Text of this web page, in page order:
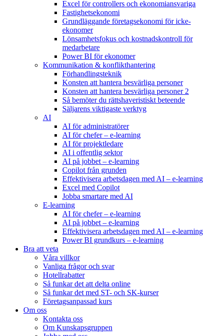
Excel för controllers och ekonomiansvariga
Fastighetsekonomi
Grundläggande företagsekonomi för icke-
ekonomer
Lönsamhetsfokus och kostnadskontroll för
medarbetare
Power BI för ekonomer
Kommunikation & konflikthantering
Förhandlingsteknik
Konsten att hantera besvärliga personer
Konsten att hantera besvärliga personer 2
Så bemöter du rättshaveristiskt beteende
Säljarens viktigaste verktyg
AI
AI för administratörer
AI för chefer – e-learning
AI för projektledare
AI i offentlig sektor
AI på jobbet – e-learning
Copilot från grunden
Effektivisera arbetsdagen med AI – e-learning
Excel med Copilot
Jobba smartare med AI
E-learning
AI för chefer – e-learning
AI på jobbet – e-learning
Effektivisera arbetsdagen med AI – e-learning
Power BI grundkurs – e-learning
Bra att veta
Våra villkor
Vanliga frågor och svar
Hotellrabatter
Så funkar det att delta online
Så funkar det med ST- och SK-kurser
Företagsanpassad kurs
Om oss
Kontakta oss
Om Kunskapsgruppen